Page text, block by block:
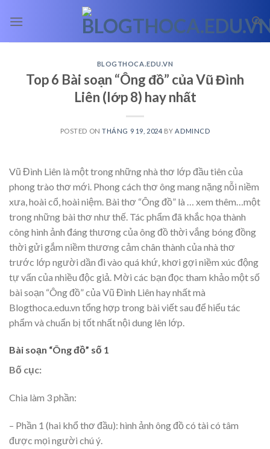
BLOGTHOCA.EDU.VN
Top 6 Bài soạn “Ông đồ” của Vũ Đình
Liên (lớp 8) hay nhất
POSTED ONTHÁNG 9 19, 2024 BY ADMINCD
Vũ Đình Liên là một trong những nhà thơ lớp đầu tiên của
phong trào thơ mới. Phong cách thơ ông mang nặng nỗi niềm
xưa, hoài cổ, hoài niệm. Bài thơ “Ông đồ” là
… xem thêm… một
trong những bài thơ như thế. Tác phẩm đã khắc họa thành
công hình ảnh đáng thương của ông đồ thời vắng bóng đồng
thời gửi gắm niềm thương cảm chân thành của nhà thơ
trước lớp người dần đi vào quá khứ, khơi gợi niềm xúc động
tự vấn của nhiều độc giả. Mời các bạn đọc tham khảo một số
bài soạn “Ông đồ” của Vũ Đình Liên hay nhất mà
Blogthoca.edu.vn tổng hợp trong bài viết sau để hiểu tác
phẩm và chuẩn bị tốt nhất nội dung lên lớp.
Bài soạn “Ông đồ” số 1
Bố cục:
Chia làm 3 phần:
– Phần 1 (hai khổ thơ đầu): hình ảnh ông đồ có tài có tâm
được mọi người chú ý.